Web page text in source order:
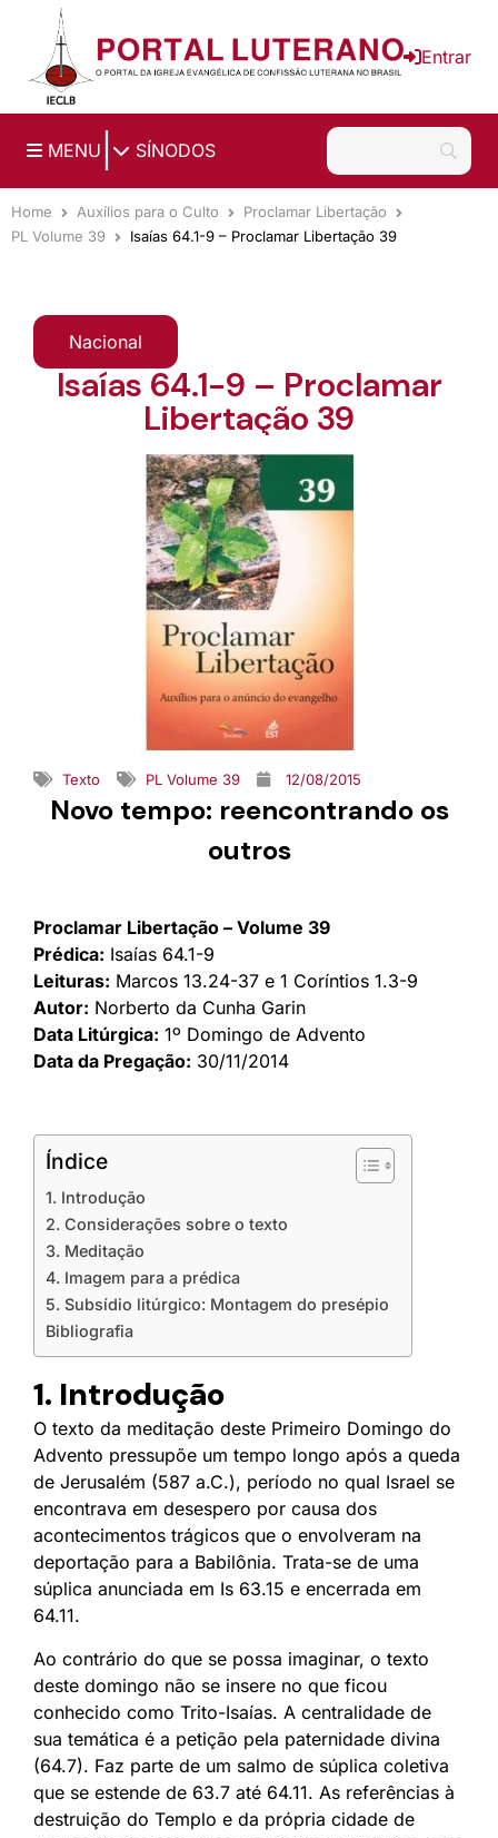
Ir para o conteúdo principal
Entrar
MENU SÍNODOS
Home Auxílios para o Culto
Proclamar Libertação
PL Volume 39
Isaías 64.1-9 – Proclamar Libertação 39
Nacional
Isaías 64.1-9 – Proclamar
Libertação 39
Texto PL Volume 39 12/08/2015
Novo tempo: reencontrando os
outros
Proclamar Libertação – Volume 39
Prédica: Isaías 64.1-9
Leituras: Marcos 13.24-37 e 1 Coríntios 1.3-9
Autor: Norberto da Cunha Garin
Data Litúrgica: 1º Domingo de Advento
Data da Pregação: 30/11/2014
Índice
1. Introdução
2. Considerações sobre o texto
3. Meditação
4. Imagem para a prédica
5. Subsídio litúrgico: Montagem do presépio
Bibliografia
1. Introdução
O texto da meditação deste Primeiro Domingo do
Advento pressupõe um tempo longo após a queda
de Jerusalém (587 a.C.), período no qual Israel se
encontrava em desespero por causa dos
acontecimentos trágicos que o envolveram na
deportação para a Babilônia. Trata-se de uma
súplica anunciada em Is 63.15 e encerrada em
64.11.
Ao contrário do que se possa imaginar, o texto
deste domingo não se insere no que ficou
conhecido como Trito-Isaías. A centralidade de
sua temática é a petição pela paternidade divina
(64.7). Faz parte de um salmo de súplica coletiva
que se estende de 63.7 até 64.11. As referências à
destruição do Templo e da própria cidade de